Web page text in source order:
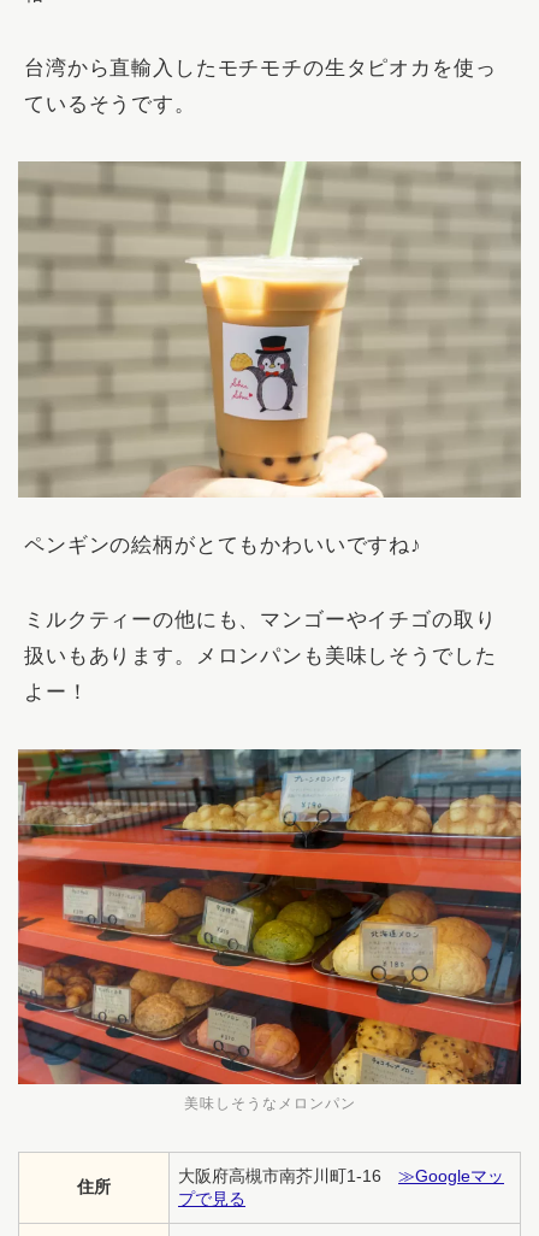
台湾から直輸入したモチモチの生タピオカを使っ
ているそうです。
ペンギンの絵柄がとてもかわいいですね♪
ミルクティーの他にも、マンゴーやイチゴの取り
扱いもあります。メロンパンも美味しそうでした
よー！
美味しそうなメロンパン
住所
大阪府高槻市南芥川町1-16 ≫Googleマッ
プで見る